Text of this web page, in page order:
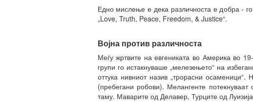
Едно мислење е дека различноста е добра -
„Love, Truth, Peace, Freedom, & Justice“.
Војна против различноста
Меѓу жртвите на евгениката во Америка во
групи го истакнуваше „мелезењето“ на
оттука нивниот назив „трорасни
(пребегани робови). Мелангенте
таму. Маварите од Делавер, Турците од